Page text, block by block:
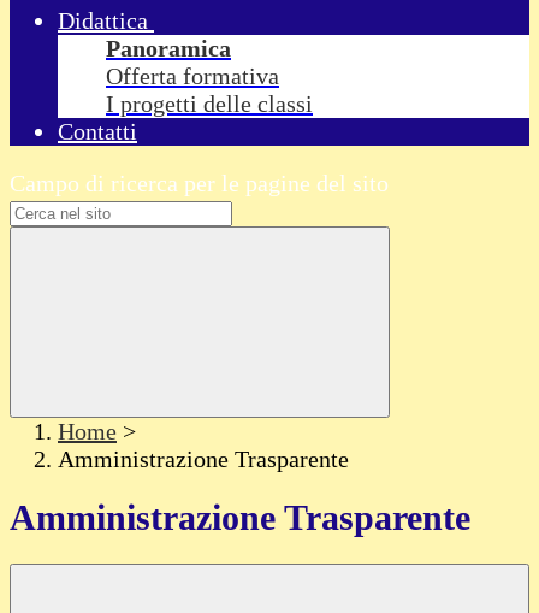
Didattica
Panoramica
Offerta formativa
I progetti delle classi
Contatti
Campo di ricerca per le pagine del sito
Home >
Amministrazione Trasparente
Amministrazione Trasparente